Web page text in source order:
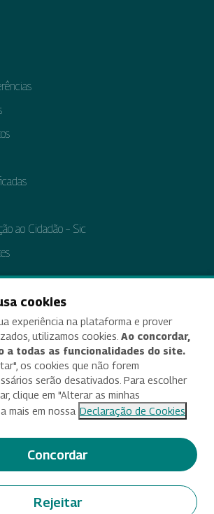
ao Cidadão – Sic
Pessoais
de Contas
Acessibilidade
de uso e aviso de privacidade
Deixe seu feedback
Criado e desenvolvido por Enap
cookies
experiência na plataforma e prover
utilizamos cookies. Ao concordar,
a todas as funcionalidades do site.
os cookies que não forem
serão desativados. Para escolher
clique em "Alterar as minhas
mais em nossa Declaração de Cookies
Concordar
Rejeitar